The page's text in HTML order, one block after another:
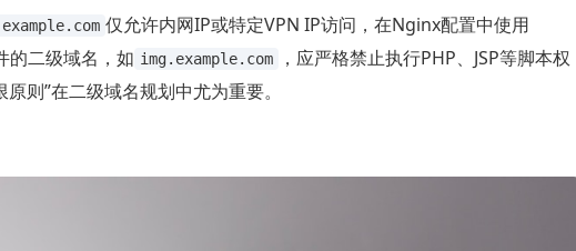
仅允许内网IP或特定VPN IP访问，在Nginx配置中使用
的二级域名，如 img.example.com
，应严格禁止执行PHP、JSP等脚本权
则”在二级域名规划中尤为重要。